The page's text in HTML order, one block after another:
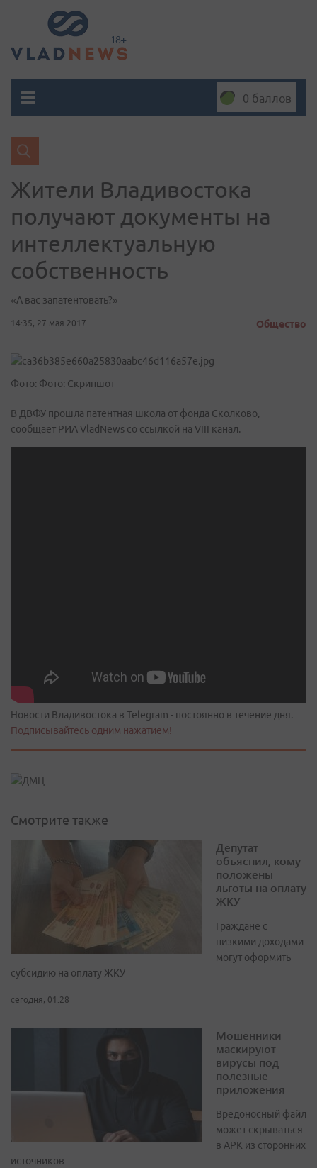
0 баллов
Жители Владивостока
получают документы на
интеллектуальную
собственность
«А вас запатентовать?»
14:35, 27 мая 2017 Общество
Фото: Фото: Скриншот
В ДВФУ прошла патентная школа от фонда Сколково,
сообщает РИА VladNews со ссылкой на VIII канал.
Новости Владивостока в Telegram - постоянно в течение дня.
Подписывайтесь одним нажатием!
Смотрите также
Депутат
объяснил, кому
положены
льготы на оплату
ЖКУ
Граждане с
низкими доходами
могут оформить
субсидию на оплату ЖКУ
сегодня, 01:28
Мошенники
маскируют
вирусы под
полезные
приложения
Вредоносный файл
может скрываться
в APK из сторонних
источников